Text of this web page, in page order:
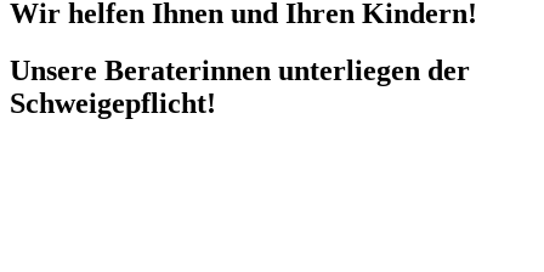
Wir helfen Ihnen und Ihren Kindern!
Unsere Beraterinnen unterliegen der
Schweigepflicht!